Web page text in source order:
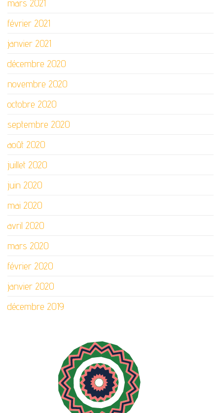
mars 2021
février 2021
janvier 2021
décembre 2020
novembre 2020
octobre 2020
septembre 2020
août 2020
juillet 2020
juin 2020
mai 2020
avril 2020
mars 2020
février 2020
janvier 2020
décembre 2019